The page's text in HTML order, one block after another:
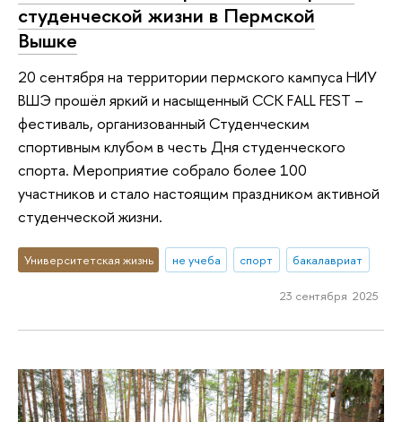
студенческой жизни в Пермской
Вышке
20 сентября на территории пермского кампуса НИУ
ВШЭ прошёл яркий и насыщенный ССК FALL FEST –
фестиваль, организованный Студенческим
спортивным клубом в честь Дня студенческого
спорта. Мероприятие собрало более 100
участников и стало настоящим праздником активной
студенческой жизни.
Университетская жизнь не учеба спорт бакалавриат
23 сентября 2025